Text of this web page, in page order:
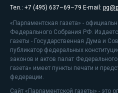
Тел.: +7 (495) 637–69–79 E-mail:
«Парламентская газета» -
Федерального Собрания РФ.
газеты - Государственная Дума и
публикатор федеральных
законов и актов палат
газета» имеет пункты печати и
федерации.
Сайт «Парламентской газеты» - это